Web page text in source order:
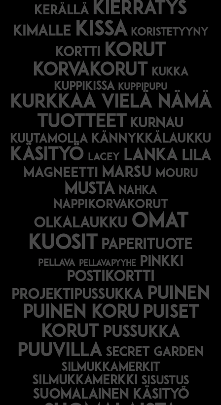
kerällä kierrätys
kimalle kissa koristetyyny
kortti korut
korvakorut
kukka
kuppikissa kuppipupu
Kurkkaa vielä nämä
tuotteet kurnau
kuutamolla kännykkälaukku
käsityö lacey lanka lila
magneetti marsu mouru
musta nahka
nappikorvakorut
olkalaukku omat
kuosit paperituote
pellava pellavapyyhe pinkki
postikortti
projektipussukka puinen
puinen koru puiset
korut pussukka
puuvilla secret garden
silmukkamerkit
silmukkamerkki sisustus
suomalainen käsityö